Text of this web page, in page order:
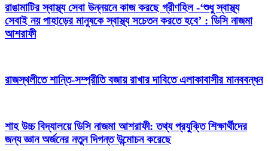
রাঙামাটির স্বাস্থ্য সেবা উন্নয়নে কাজ করছে গ্রীণহিল -‘শুধু স্বাস্থ্য
সেবাই নয় পাহাড়ের মানুষকে স্বাস্থ্য সচেতন করতে হবে’ : ডিসি নাজমা
আশরাফী
রাজস্থলীতে শান্তি-সম্প্রীতি বজায় রাখার দাবিতে এলাকাবাসীর মানববন্ধন
শাহ উচ্চ বিদ্যালয়ে ডিসি নাজমা আশরাফী: তথ্য প্রযুক্তি শিক্ষার্থীদের
জন্য জ্ঞান অর্জনের নতুন দিগন্ত উন্মোচন করেছে